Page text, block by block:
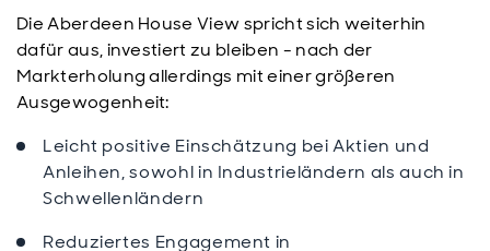
Die Aberdeen House View spricht sich weiterhin
dafür aus, investiert zu bleiben - nach der
Markterholung allerdings mit einer größeren
Ausgewogenheit:
Leicht positive Einschätzung bei Aktien und
Anleihen, sowohl in Industrieländern als auch in
Schwellenländern
Reduziertes Engagement in